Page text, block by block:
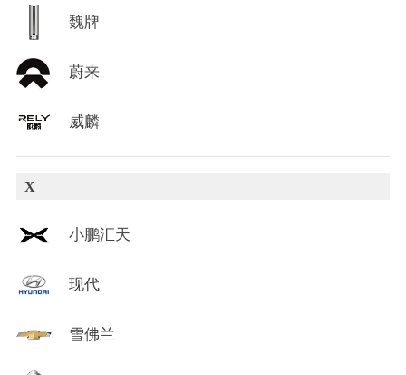
魏牌
蔚来
威麟
X
小鹏汇天
现代
雪佛兰